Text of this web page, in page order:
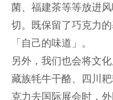
菌、福建茶等等放进
切。既保留了巧克力
「自己的味道」。
另外，我们也会将文
藏族牦牛干酪、四川
克力去国际展会时，